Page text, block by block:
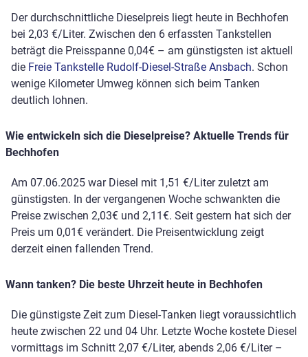
Der durchschnittliche Dieselpreis liegt heute in Bechhofen
bei 2,03 €/Liter. Zwischen den 6 erfassten Tankstellen
beträgt die Preisspanne 0,04€ – am günstigsten ist aktuell
die Freie Tankstelle Rudolf-Diesel-Straße Ansbach. Schon
wenige Kilometer Umweg können sich beim Tanken
deutlich lohnen.
Wie entwickeln sich die Dieselpreise? Aktuelle Trends für
Bechhofen
Am 07.06.2025 war Diesel mit 1,51 €/Liter zuletzt am
günstigsten. In der vergangenen Woche schwankten die
Preise zwischen 2,03€ und 2,11€. Seit gestern hat sich der
Preis um 0,01€ verändert. Die Preisentwicklung zeigt
derzeit einen fallenden Trend.
Wann tanken? Die beste Uhrzeit heute in Bechhofen
Die günstigste Zeit zum Diesel-Tanken liegt voraussichtlich
heute zwischen 22 und 04 Uhr. Letzte Woche kostete Diesel
vormittags im Schnitt 2,07 €/Liter, abends 2,06 €/Liter –